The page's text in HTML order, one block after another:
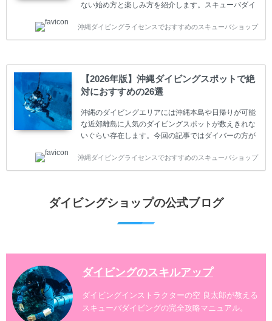
ない始め方と楽しみ方を紹介します。スキューバダイ
やまだ始めて間もない初心者の方に必見の内容です。
スキューバダイビングの始め方と楽しみ方について学
ててしまうと、せっかく楽しみにしていたスキューバ
ダイビングが台無しになり後悔することになってしま
うかもしれません。 又、スキューバダイビングは事故
のリスクがあるスポーツでもあります。もしかしたら
危険な思いをしてしまうかもしれません。 今回は現地
ダイビング...
沖縄ダイビングライセンスでおすすめのスキューバショップ
【2026年版】沖縄ダイビングスポットで絶
対におすすめの26選
沖縄のダイビングエリアには沖縄本島や日帰りが可能
な近郊離島に人気のダイビングスポットが数えきれな
いぐらい存在します。今回の記事ではダイバーの方が
グスポットを紹介します。 当スクールは、沖縄本島で
は北谷町、嘉手納町、読谷村、恩納村、名護市、本部
案内しております。 ダイビングライセンスをお持ちの
沖縄ダイビングライセンスでおすすめのスキューバショップ
ダイビングショップの公式ブログ
ダイビングのスキルアップ
ダイビングインストラクターの空 良太郎が教える
スキューバダイビングの完全攻略マニュアル。